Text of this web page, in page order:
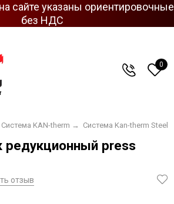
сайте указаны ориентировочные
без НДС
0
Система KAN-therm → Система Kan-therm Steel
редукционный press
отзыв